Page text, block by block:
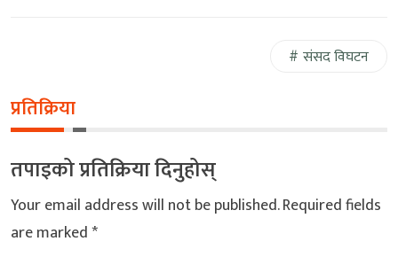
संसद विघटन
प्रतिक्रिया
तपाइको प्रतिक्रिया दिनुहोस्
Your email address will not be published.Required fields
are marked*